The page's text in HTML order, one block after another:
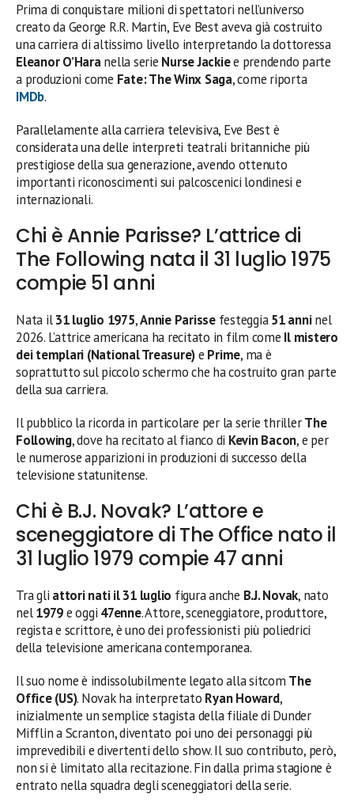
Prima di conquistare milioni di spettatori nell’universo
creato da George R.R. Martin, Eve Best aveva già costruito
una carriera di altissimo livello interpretando la dottoressa
Eleanor O’Haranella serie Nurse Jackiee prendendo parte
a produzioni come Fate: The Winx Saga, come riporta
IMDb.
Parallelamente alla carriera televisiva, Eve Best è
considerata una delle interpreti teatrali britanniche più
prestigiose della sua generazione, avendo ottenuto
importanti riconoscimenti sui palcoscenici londinesi e
internazionali.
Chi è Annie Parisse? L’attrice di
The Following nata il 31 luglio 1975
compie 51 anni
Nata il31 luglio 1975,Annie Parissefesteggia51 anninel
2026. L’attrice americana ha recitato in film come Il mistero
dei templari (National Treasure)e Prime, ma è
soprattutto sul piccolo schermo che ha costruito gran parte
della sua carriera.
Il pubblico la ricorda in particolare per la serie thrillerThe
Following, dove ha recitato al fianco di Kevin Bacon, e per
le numerose apparizioni in produzioni di successo della
televisione statunitense.
Chi è B.J. Novak? L’attore e
sceneggiatore di The Office nato il
31 luglio 1979 compie 47 anni
Tra gli attori nati il 31 luglio figura anche B.J. Novak, nato
nel1979e oggi 47enne. Attore, sceneggiatore, produttore,
regista e scrittore, è uno dei professionisti più poliedrici
della televisione americana contemporanea.
Il suo nome è indissolubilmente legato alla sitcom The
Office (US). Novak ha interpretato Ryan Howard,
inizialmente un semplice stagista della filiale di Dunder
Mifflin a Scranton, diventato poi uno dei personaggi più
imprevedibili e divertenti dello show. Il suo contributo, però,
non si è limitato alla recitazione. Fin dalla prima stagione è
entrato nella squadra degli sceneggiatori della serie.